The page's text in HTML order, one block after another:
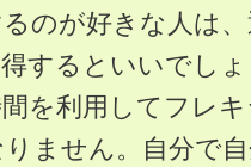
のが好きな人は
するといいでし
を利用してフレ
ません。自分で